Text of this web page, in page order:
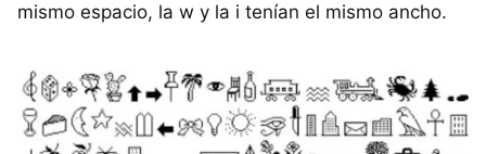
mismo espacio, la w y la i tenían el mismo ancho.